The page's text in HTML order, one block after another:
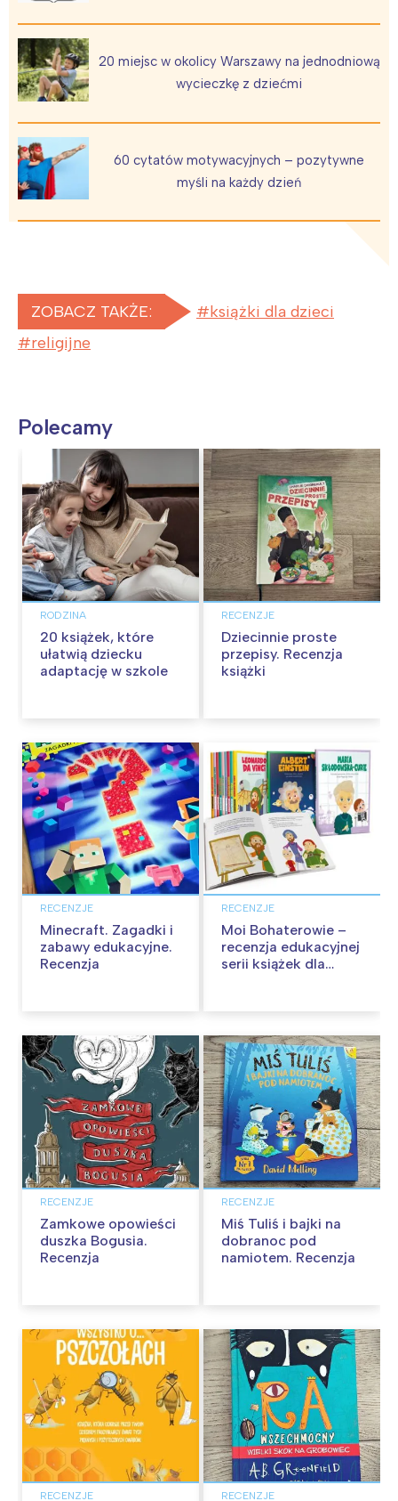
20 miejsc w okolicy Warszawy na jednodniową
wycieczkę z dziećmi
60 cytatów motywacyjnych – pozytywne
myśli na każdy dzień
ZOBACZ TAKŻE:
książki dla dzieci
religijne
Polecamy
RODZINA
20 książek, które
ułatwią dziecku
adaptację w szkole
RECENZJE
Dziecinnie proste
przepisy. Recenzja
książki
RECENZJE
Minecraft. Zagadki i
zabawy edukacyjne.
Recenzja
RECENZJE
Moi Bohaterowie –
recenzja edukacyjnej
serii książek dla
RECENZJE
Zamkowe opowieści
duszka Bogusia.
Recenzja
RECENZJE
Miś Tuliś i bajki na
dobranoc pod
namiotem. Recenzja
RECENZJE RECENZJE